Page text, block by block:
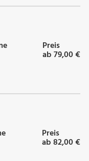
Preis
ab 79,00 €
Preis
ab 82,00 €